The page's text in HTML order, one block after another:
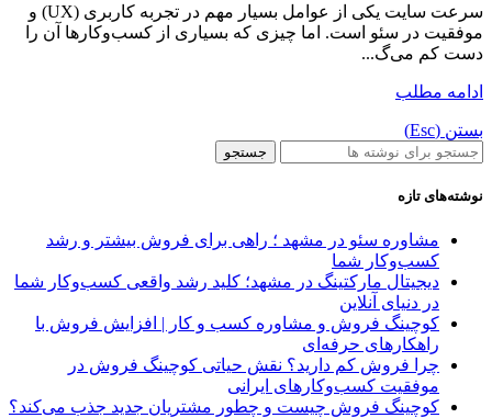
سرعت سایت یکی از عوامل بسیار مهم در تجربه کاربری (UX) و
موفقیت در سئو است. اما چیزی که بسیاری از کسب‌وکارها آن را
دست کم می‌گ...
ادامه مطلب
بستن (Esc)
جستجو
نوشته‌های تازه
مشاوره سئو در مشهد ؛ راهی برای فروش بیشتر و رشد
کسب‌وکار شما
دیجیتال مارکتینگ در مشهد؛ کلید رشد واقعی کسب‌وکار شما
در دنیای آنلاین
کوچینگ فروش و مشاوره کسب‌ و کار | افزایش فروش با
راهکارهای حرفه‌ای
چرا فروش کم دارید؟ نقش حیاتی کوچینگ فروش در
موفقیت کسب‌وکارهای ایرانی
کوچینگ فروش چیست و چطور مشتریان جدید جذب می‌کند؟